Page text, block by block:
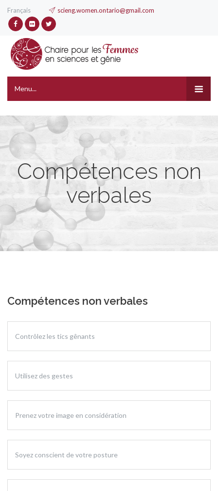
Français scieng.women.ontario@gmail.com
Menu...
Compétences non
verbales
Compétences non verbales
Contrôlez les tics gênants
Utilisez des gestes
Prenez votre image en considération
Soyez conscient de votre posture